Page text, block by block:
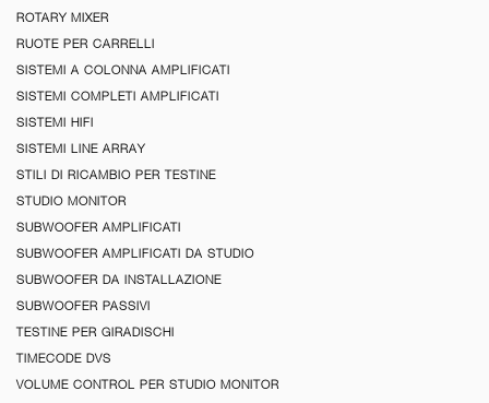
ROTARY MIXER
RUOTE PER CARRELLI
SISTEMI A COLONNA AMPLIFICATI
SISTEMI COMPLETI AMPLIFICATI
SISTEMI HIFI
SISTEMI LINE ARRAY
STILI DI RICAMBIO PER TESTINE
STUDIO MONITOR
SUBWOOFER AMPLIFICATI
SUBWOOFER AMPLIFICATI DA STUDIO
SUBWOOFER DA INSTALLAZIONE
SUBWOOFER PASSIVI
TESTINE PER GIRADISCHI
TIMECODE DVS
VOLUME CONTROL PER STUDIO MONITOR